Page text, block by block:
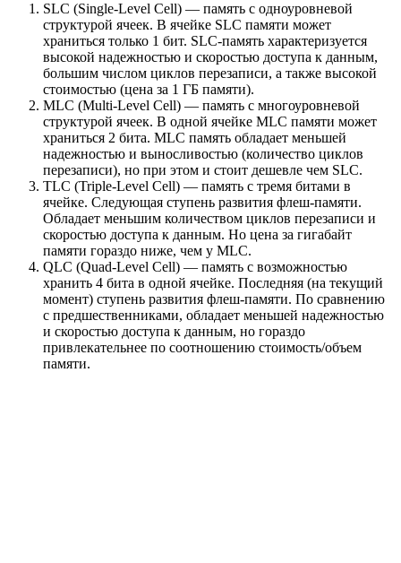
SLC (Single-Level Cell) — память с одноуровневой
структурой ячеек. В ячейке SLC памяти может
храниться только 1 бит. SLC-память характеризуется
высокой надежностью и скоростью доступа к данным,
большим числом циклов перезаписи, а также высокой
стоимостью (цена за 1 ГБ памяти).
MLC (Multi-Level Cell) — память с многоуровневой
структурой ячеек. В одной ячейке MLC памяти может
храниться 2 бита. MLC память обладает меньшей
надежностью и выносливостью (количество циклов
перезаписи), но при этом и стоит дешевле чем SLC.
TLC (Triple-Level Cell) — память с тремя битами в
ячейке. Следующая ступень развития флеш-памяти.
Обладает меньшим количеством циклов перезаписи и
скоростью доступа к данным. Но цена за гигабайт
памяти гораздо ниже, чем у MLC.
QLC (Quad-Level Cell) — память с возможностью
хранить 4 бита в одной ячейке. Последняя (на текущий
момент) ступень развития флеш-памяти. По сравнению
с предшественниками, обладает меньшей надежностью
и скоростью доступа к данным, но гораздо
привлекательнее по соотношению стоимость/объем
памяти.